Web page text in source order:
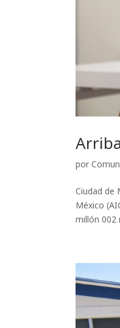
por
Ciudad de
México
millón 002